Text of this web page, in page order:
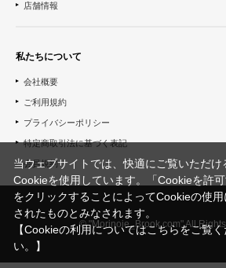
店舗情報
私たちについて
会社概要
ご利用規約
プライバシーポリシー
特定商取引法に基づく表記
会員規約
© "Morinoie_Brook.com" All Rights
当ウェブサイトでは、快適にご覧いただけ
Cookieを使用しています。「Cookieを許可
をクリックすることによってCookieの使
されたものとみなされます。
【Cookieの利用についてはこちらをご覧
い。】